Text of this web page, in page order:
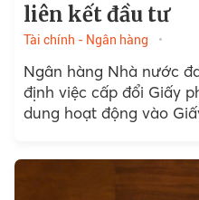
liên kết đầu tư
Tài chính - Ngân hàng
Ngân hàng Nhà nước
định việc cấp đổi Giấy
dung hoạt động vào